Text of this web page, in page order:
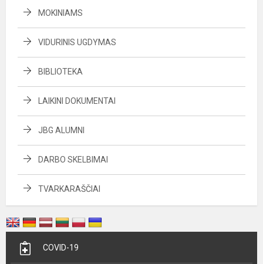
MOKINIAMS
VIDURINIS UGDYMAS
BIBLIOTEKA
LAIKINI DOKUMENTAI
JBG ALUMNI
DARBO SKELBIMAI
TVARKARAŠČIAI
COVID-19